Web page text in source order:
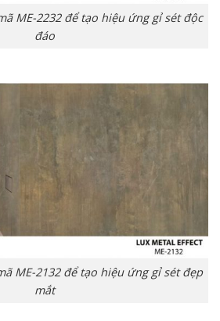
ME-2232 để tạo hiệu ứng gỉ sét độc
đáo
ME-2132 để tạo hiệu ứng gỉ sét đẹp
mắt